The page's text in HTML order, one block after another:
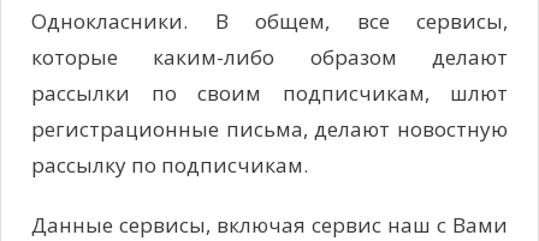
Однокласники. В общем, все сервисы,
которые каким-либо образом делают
рассылки по своим подписчикам, шлют
регистрационные письма, делают новостную
рассылку по подписчикам.
Данные сервисы, включая сервис наш с Вами